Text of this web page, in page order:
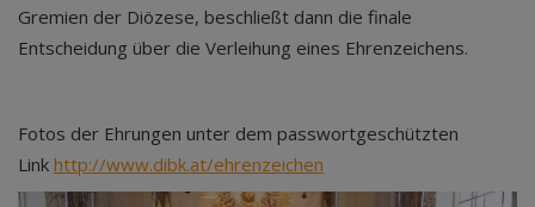
Gremien der Diözese, beschließt dann die finale
Entscheidung über die Verleihung eines Ehrenzeichens.
Fotos der Ehrungen unter dem passwortgeschützten
Link http://www.dibk.at/ehrenzeichen